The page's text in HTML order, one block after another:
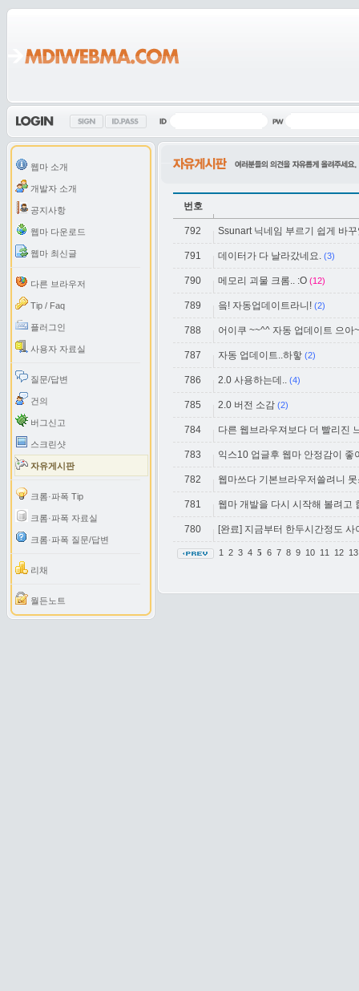
웹마 소개
개발자 소개
공지사항
웹마 다운로드
웹마 최신글
다른 브라우저
Tip / Faq
플러그인
사용자 자료실
질문/답변
건의
버그신고
스크린샷
자유게시판
크롬·파폭 Tip
크롬·파폭 자료실
크롬·파폭 질문/답변
리채
월든노트
번호
792 Ssunart 닉네임 부르기 쉽게 바
791 데이터가 다 날라갔네요. (3)
790 메모리 괴물 크롬.. :O (12)
789 읔! 자동업데이트라니! (2)
788 어이쿠 ~~^^ 자동 업데이트 으아
787 자동 업데이트..하핳 (2)
786 2.0 사용하는데.. (4)
785 2.0 버전 소감 (2)
784 다른 웹브라우져보다 더 빨리진
783 익스10 업글후 웹마 안정감이 좋
782 웹마쓰다 기본브라우저쓸려니
781 웹마 개발을 다시 시작해 볼려고
780 [완료] 지금부터 한두시간정도
1 2 3 4 5 6 7 8 9 10 11 12